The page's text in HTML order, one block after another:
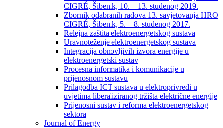
CIGRÉ, Šibenik, 10. – 13. studenog 2019.
Zbornik odabranih radova 13. savjetovanja HRO
CIGRÉ, Šibenik, 5. – 8. studenog 2017.
Relejna zaštita elektroenergetskog sustava
Uravnoteženje elektroenergetskog sustava
Integracija obnovljivih izvora energije u
elektroenergetski sustav
Procesna informatika i komunikacije u
prijenosnom sustavu
Prilagodba ICT sustava u elektroprivredi u
uvjetima liberaliziranog tržišta električne energije
Prijenosni sustav i reforma elektroenergetskog
sektora
Journal of Energy